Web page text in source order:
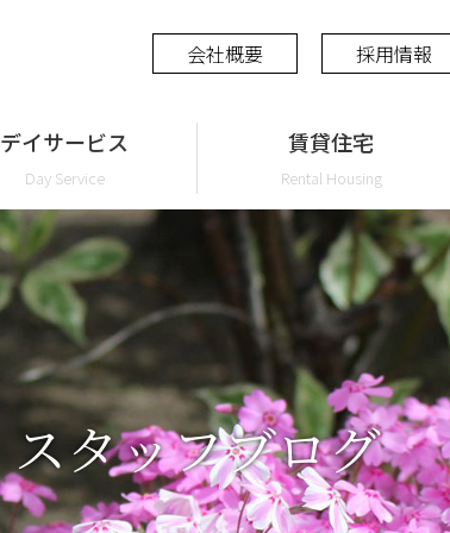
会社概要 採用情報
デイサービス
Day Service
賃貸住宅
Rental Housing
スタッフブログ